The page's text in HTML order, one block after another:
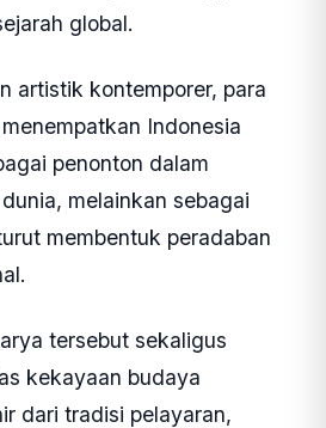
global.
artistik kontemporer, para
Indonesia
penonton dalam
melainkan sebagai
membentuk peradaban
tersebut sekaligus
kekayaan budaya
dari tradisi pelayaran,